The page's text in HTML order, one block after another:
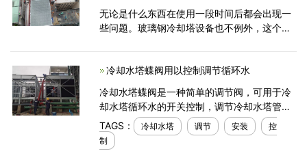
无论是什么东西在使用一段时间后都会出现一
些问题。玻璃钢冷却塔设备也不例外，这个并
却塔的用户反映
冷却水塔蝶阀用以控制调节循环水
冷却水塔蝶阀是一种简单的调节阀，可用于冷
却水塔循环水的开关控制，调节冷却水塔管道
水量的多少。因为它外形类似于蝴蝶，因而得
名蝶阀、冷却水塔的蝶阀安装主要用于管道上
的切断和节
TAGS： 冷却水塔 调节 安装
控
制